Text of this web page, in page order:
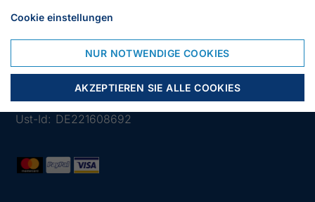
Lübsche Str. 32
23966 Wismar
03841 282426
Mail:
info@segelstore.de
Ust-Id: DE221608692
Cookie einstellungen
NUR NOTWENDIGE COOKIES
AKZEPTIEREN SIE ALLE COOKIES